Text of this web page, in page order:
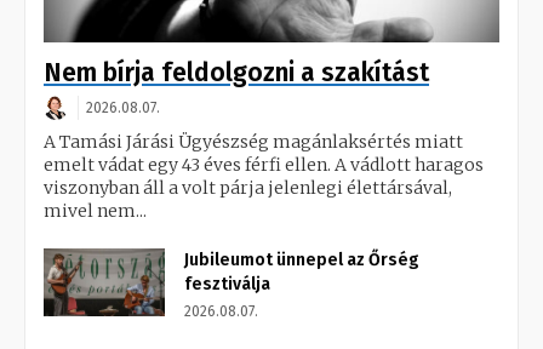
Nem bírja feldolgozni a szakítást
2026.08.07.
A Tamási Járási Ügyészség magánlaksértés miatt
emelt vádat egy 43 éves férfi ellen. A vádlott haragos
viszonyban áll a volt párja jelenlegi élettársával,
mivel nem...
Jubileumot ünnepel az Őrség
fesztiválja
2026.08.07.